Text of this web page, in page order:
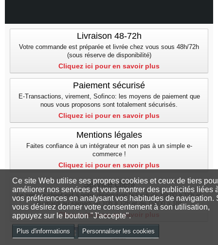
Livraison 48-72h
Votre commande est préparée et livrée chez vous sous 48h/72h
(sous réserve de disponibilité)
Cliquez ici pour en savoir plus
Paiement sécurisé
E-Transactions, virement, Sofinco: les moyens de paiement que
nous vous proposons sont totalement sécurisés.
Cliquez ici pour en savoir plus
Mentions légales
Faites confiance à un intégrateur et non pas à un simple e-
commerce !
Cliquez ici pour en savoir plus
Service client
Le service client est à votre disposition le lundi de 15h00 à 18h et
du mardi au samedi de 10h à 12h et de 15h00 a 18h
Cliquez ici pour en savoir plus
Ce site Web utilise ses propres cookies et ceux de tiers
améliorer nos services et vous montrer des publicités liées
vos préférences en analysant vos habitudes de navigation.
vous désirez donner votre consentement à son utilisation,
appuyez sur le bouton "J'accepte".
Plus d'informations Personnaliser les cookies